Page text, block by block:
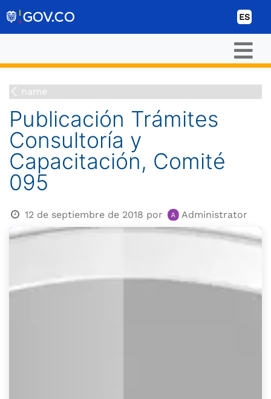
ES
name
Publicación Trámites
Consultoría y
Capacitación, Comité
095
12 de septiembre de 2018 por Administrator